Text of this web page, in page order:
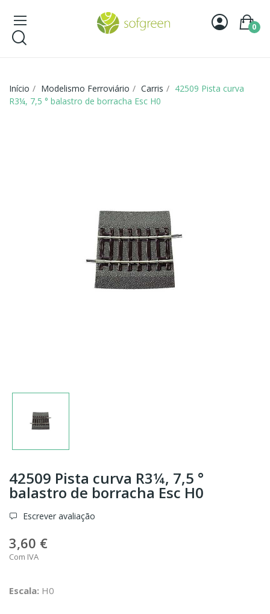
0
Início Modelismo Ferroviário Carris
42509 Pista curva
R3¼, 7,5 ° balastro de borracha Esc H0
42509 Pista curva R3¼, 7,5 °
balastro de borracha Esc H0
Escrever avaliação
3,60 €
Com IVA
Escala: H0